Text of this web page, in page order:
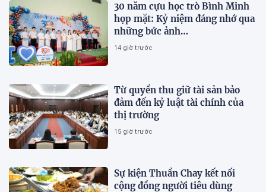
30 năm cựu học trò Bình Minh
họp mặt: Kỷ niệm đáng nhớ qua
những bức ảnh…
14 giờ trước
Từ quyền thu giữ tài sản bảo
đảm đến kỷ luật tài chính của
thị trường
15 giờ trước
Sự kiện Thuần Chay kết nối
cộng đồng người tiêu dùng